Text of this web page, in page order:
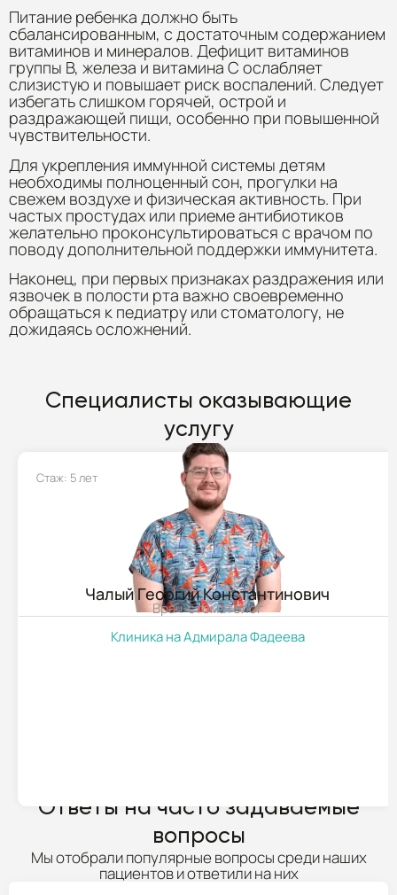
Питание ребенка должно быть
сбалансированным, с достаточным содержанием
витаминов и минералов. Дефицит витаминов
группы B, железа и витамина C ослабляет
слизистую и повышает риск воспалений. Следует
избегать слишком горячей, острой и
раздражающей пищи, особенно при повышенной
чувствительности.
Для укрепления иммунной системы детям
необходимы полноценный сон, прогулки на
свежем воздухе и физическая активность. При
частых простудах или приеме антибиотиков
желательно проконсультироваться с врачом по
поводу дополнительной поддержки иммунитета.
Наконец, при первых признаках раздражения или
язвочек в полости рта важно своевременно
обращаться к педиатру или стоматологу, не
дожидаясь осложнений.
Специалисты оказывающие
услугу
Стаж: 5 лет
Чалый Георгий Константинович
Врач-стоматолог
Клиника на Адмирала Фадеева
Ответы на часто задаваемые
вопросы
Мы отобрали популярные вопросы среди наших
пациентов и ответили на них